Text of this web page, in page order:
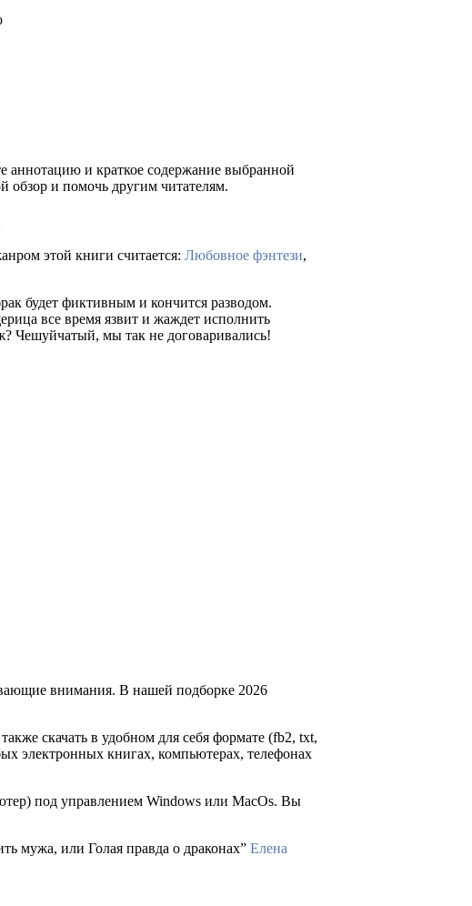
аннотацию и краткое содержание выбранной
обзор и помочь другим читателям.
этой книги считается: Любовное фэнтези,
будет фиктивным и кончится разводом.
все время язвит и жаждет исполнить
Чешуйчатый, мы так не договаривались!
внимания. В нашей подборке 2026
скачать в удобном для себя формате (fb2, txt,
электронных книгах, компьютерах, телефонах
под управлением Windows или MacOs. Вы
мужа, или Голая правда о драконах” Елена